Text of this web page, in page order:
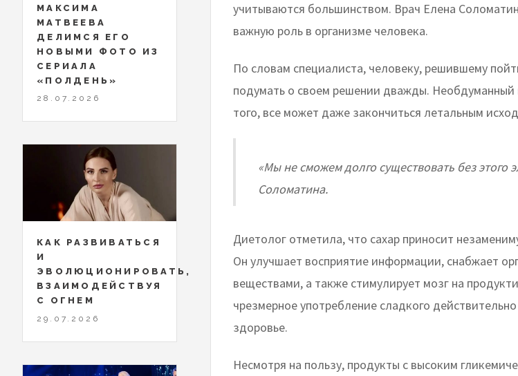
учитываются большинством. Врач Елена
важную роль в организме человека.
По словам специалиста, человеку, решившему
подумать о своем решении дважды.
того, все может даже закончиться летальным
«Мы не сможем долго существовать без этого
Соломатина.
Диетолог отметила, что сахар приносит
Он улучшает восприятие информации, снабжает
веществами, а также стимулирует мозг на
чрезмерное употребление сладкого
здоровье.
Несмотря на пользу, продукты с высоким
МАКСИМА
МАТВЕЕВА
ДЕЛИМСЯ ЕГО
НОВЫМИ ФОТО ИЗ
СЕРИАЛА
«ПОЛДЕНЬ»
28.07.2026
КАК РАЗВИВАТЬСЯ
И
ЭВОЛЮЦИОНИРОВАТЬ,
ВЗАИМОДЕЙСТВУЯ
С ОГНЕМ
29.07.2026